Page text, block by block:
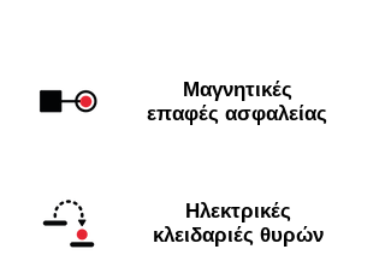
Μαγνητικές
επαφές ασφαλείας
Ηλεκτρικές
κλειδαριές θυρών